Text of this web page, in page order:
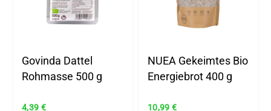
Govinda Dattel
Rohmasse 500 g
4,39 €
NUEA Gekeimtes Bio
Energiebrot 400 g
10,99 €